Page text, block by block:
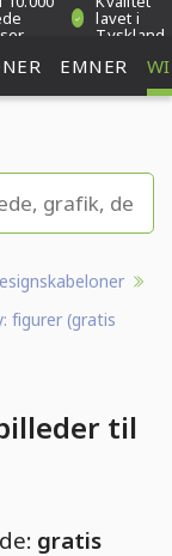
lavet i
Tyskland
EMNER
figurer (gratis
til
gratis